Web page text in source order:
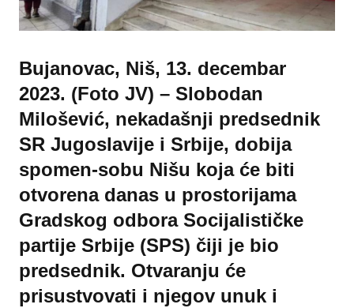
Bujanovac, Niš, 13. decembar
2023. (Foto JV) – Slobodan
Milošević, nekadašnji predsednik
SR Jugoslavije i Srbije, dobija
spomen-sobu Nišu koja će biti
otvorena danas u prostorijama
Gradskog odbora Socijalističke
partije Srbije (SPS) čiji je bio
predsednik. Otvaranju će
prisustvovati i njegov unuk i